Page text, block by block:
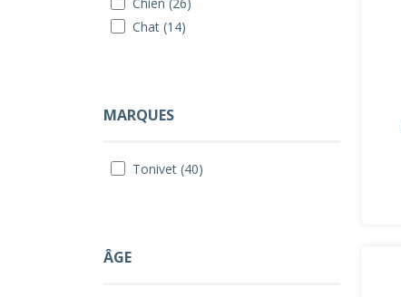
Chat (14)
MARQUES
Tonivet (40)
ÂGE